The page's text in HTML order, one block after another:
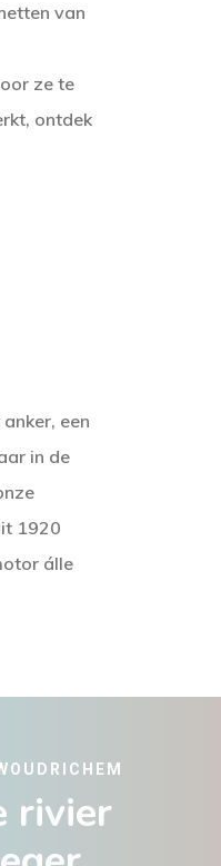
van
ze te
ontdek
een
in de
1920
álle
rivier